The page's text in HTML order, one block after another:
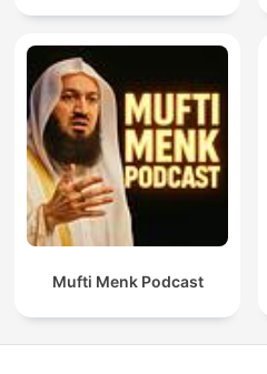
Mufti Menk Podcast